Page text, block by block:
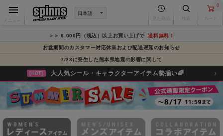
0
＞＞ 6,000円（税込）以上お買い上げで送料無料！
お盆期間のカスタマー対応休業および配送遅延のお知らせ
7/28に発生した熊本県地震の影響に関して
[HOT] 大人気シール・キャラクターアイテム勢揃い🌈 ›